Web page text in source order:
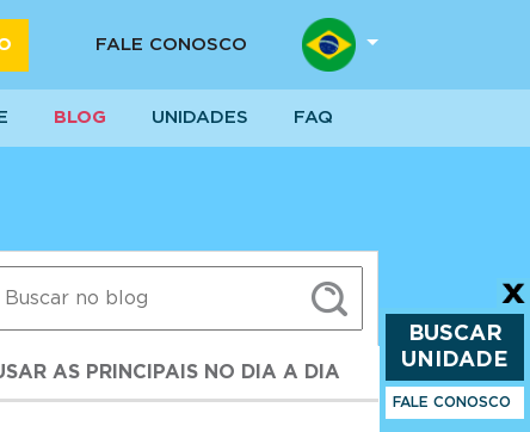
FALE CONOSCO
BLOG UNIDADES FAQ
AS PRINCIPAIS NO DIA A DIA
BUSCAR
UNIDADE
FALE CONOSCO